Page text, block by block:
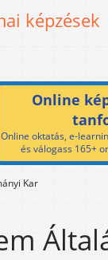
képzések
Online
Online oktatás, e-
és válogass 165+
Kar